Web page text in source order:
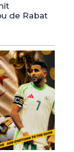
de Rabat